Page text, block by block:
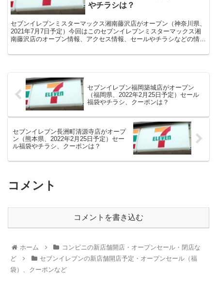
やチラシは？
セブンイレブンミスターマックス湘南藤沢店がオープン（神奈川県、
2021年7月7日予定）今回はこのセブンイレブンミスターマックス湘
南藤沢店のオープン情報、アクセス情報、セールやチラシなどの情報
セブンイレブン福岡築城店がオープン
（福岡県、2022年2月25日予定）セール
福袋やチラシ、クーポンは？
セブンイレブン長洲町清源寺店がオープ
ン（熊本県、2022年2月25日予定）セー
ル福袋やチラシ、クーポンは？
コメント
コメントを書き込む
ホーム
コンビニの新店舗開店・オープンセール・閉店な
ど
セブンイレブンの新店舗開店予定・オープンセール（福
袋）、クーポンなど